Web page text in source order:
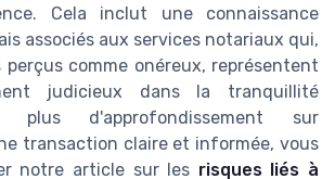
Cela inclut une connaissance
associés aux services notariaux qui,
comme onéreux, représentent
judicieux dans la tranquillité
plus d'approfondissement sur
transaction claire et informée, vous
notre article sur les risques liés à